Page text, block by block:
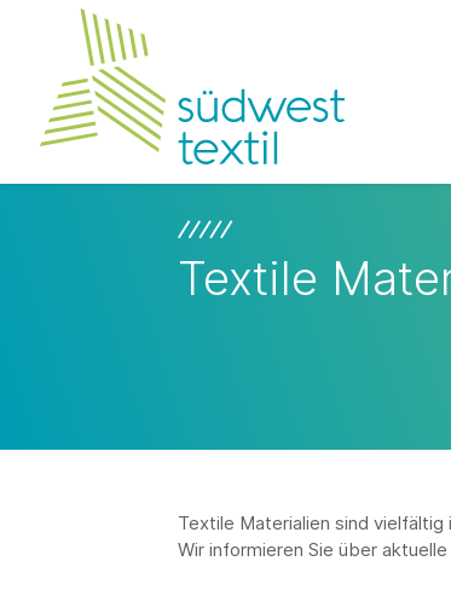
Textile
Textile Materialien sind
Wir informieren Sie über